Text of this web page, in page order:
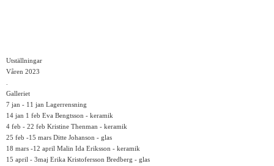
Utställningar
Våren 2023
Galleriet
7 jan - 11 jan Lagerrensning
14 jan 1 feb Eva Bengtsson - keramik
4 feb - 22 feb Kristine Thenman - keramik
25 feb -15 mars Ditte Johanson - glas
18 mars -12 april Malin Ida Eriksson - keramik
15 april - 3maj Erika Kristofersson Bredberg - glas